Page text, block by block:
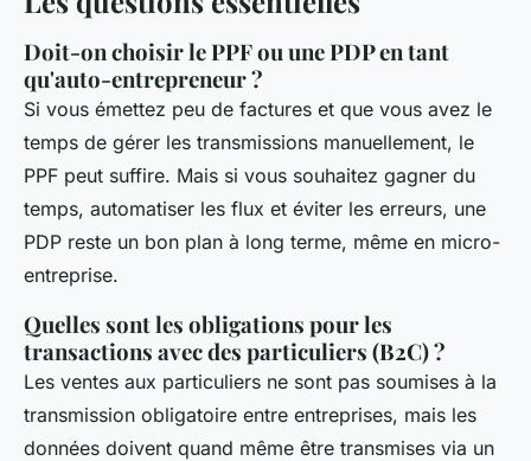
Doit-on choisir le PPF ou une PDP en tant
qu'auto-entrepreneur ?
Si vous émettez peu de factures et que vous avez le
temps de gérer les transmissions manuellement, le
PPF peut suffire. Mais si vous souhaitez gagner du
temps, automatiser les flux et éviter les erreurs, une
PDP reste un bon plan à long terme, même en micro-
entreprise.
Quelles sont les obligations pour les
transactions avec des particuliers (B2C) ?
Les ventes aux particuliers ne sont pas soumises à la
transmission obligatoire entre entreprises, mais les
données doivent quand même être transmises via un